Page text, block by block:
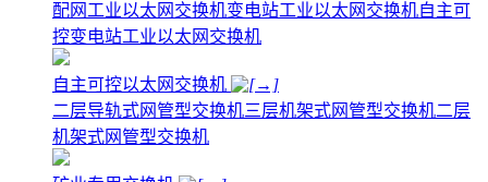
配网工业以太网交换机变电站工业以太网交换机自主可
控变电站工业以太网交换机
自主可控以太网交换机
二层导轨式网管型交换机三层机架式网管型交换机二层
机架式网管型交换机